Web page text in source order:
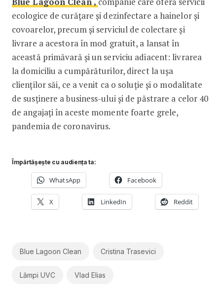
ecologice de curățare și dezinfectare a hainelor și
covoarelor, precum și serviciul de colectare și
livrare a acestora în mod gratuit, a lansat în
această primăvară și un serviciu adiacent: livrarea
la domiciliu a cumpărăturilor, direct la ușa
clienților săi, ce a venit ca o soluție și o modalitate
de susținere a business-ului și de păstrare a celor 40
de angajați în aceste momente foarte grele,
pandemia de coronavirus.
Împărtășește cu audiența ta:
WhatsApp Facebook
X LinkedIn Reddit
Blue Lagoon Clean Cristina Trasevici
Lămpi UVC Vlad Elias